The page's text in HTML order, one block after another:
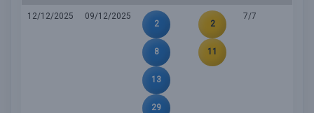
12/12/2025
09/12/2025
2
8
13
29
2
11
7/7